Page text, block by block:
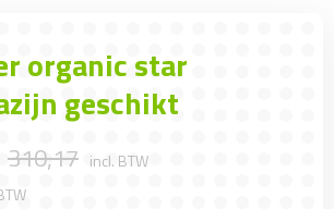
organic star
geschikt
310,17 incl. BTW